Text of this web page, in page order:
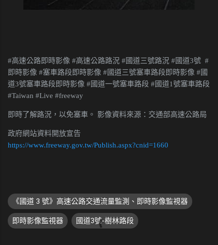
#高速公路即時影像 #高速公路路況 #國道三號路況 #國道3號 #
即時影像 #塞車路段即時影像 #國道三號塞車路段即時影像 #國
道3號塞車路段即時影像 #國道一號塞車路段 #國道1號塞車路段
#Taiwan #Live #freeway
即時了解路況，以免塞車。 影像資料來源：交通部高速公路局
政府網站資料開放宣告
https://www.freeway.gov.tw/Publish.aspx?cnid=1660
《國道 3 號》高速公路交通流量監測、即時影像監視器
即時影像監視器 國道3號-樹林路段